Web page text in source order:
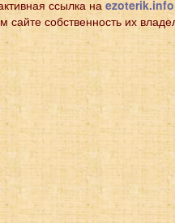
ссылка на ezoterik.info
собственность их